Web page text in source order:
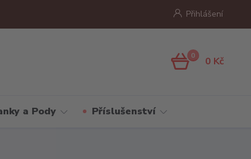
Přihlášení
0 0 Kč
a Pody Příslušenství